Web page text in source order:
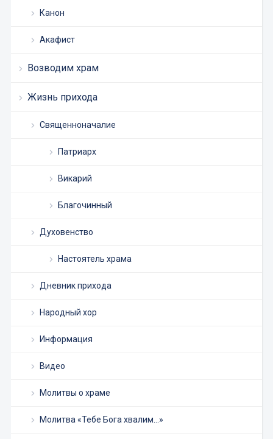
Канон
Акафист
Возводим храм
Жизнь прихода
Священноначалие
Патриарх
Викарий
Благочинный
Духовенство
Настоятель храма
Дневник прихода
Народный хор
Информация
Видео
Молитвы о храме
Молитва «Тебе Бога хвалим…»